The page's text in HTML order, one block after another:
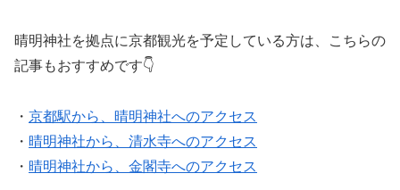
晴明神社を拠点に京都観光を予定している方は、こちらの
記事もおすすめです👇
・ 京都駅から、晴明神社へのアクセス
・ 晴明神社から、清水寺へのアクセス
・ 晴明神社から、金閣寺へのアクセス